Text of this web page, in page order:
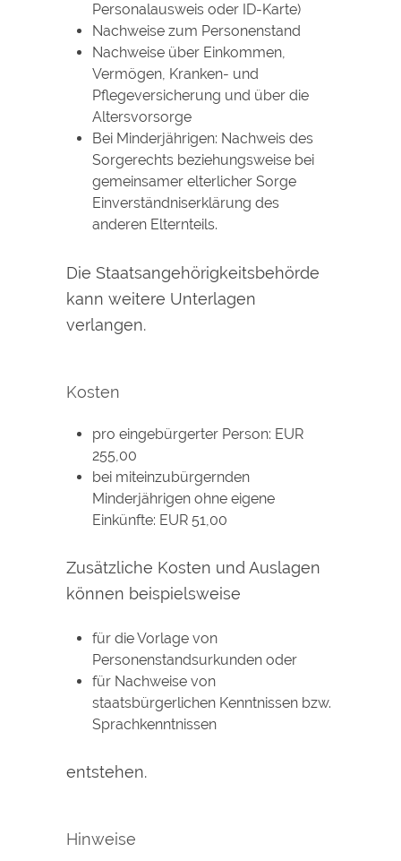
Personalausweis oder ID-Karte)
Nachweise zum Personenstand
Nachweise über Einkommen,
Vermögen, Kranken- und
Pflegeversicherung und über die
Altersvorsorge
Bei Minderjährigen: Nachweis des
Sorgerechts beziehungsweise bei
gemeinsamer elterlicher Sorge
Einverständniserklärung des
anderen Elternteils.
Die Staatsangehörigkeitsbehörde
kann weitere Unterlagen
verlangen.
Kosten
pro eingebürgerter Person: EUR
255,00
bei miteinzubürgernden
Minderjährigen ohne eigene
Einkünfte: EUR 51,00
Zusätzliche Kosten und Auslagen
können beispielsweise
für die Vorlage von
Personenstandsurkunden oder
für Nachweise von
staatsbürgerlichen Kenntnissen bzw.
Sprachkenntnissen
entstehen.
Hinweise